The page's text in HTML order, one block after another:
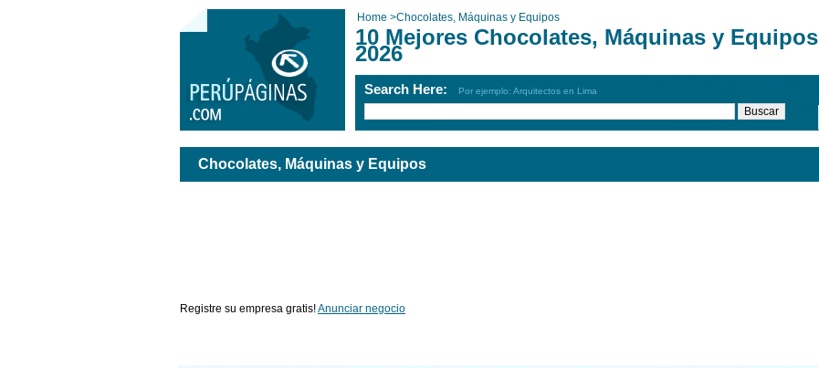
Home >Chocolates, Máquinas y Equipos
10 Mejores Chocolates, Máquinas y Equipos
2026
Search Here: Por ejemplo: Arquitectos en Lima
Chocolates, Máquinas y Equipos
Registre su empresa gratis!Anunciar negocio